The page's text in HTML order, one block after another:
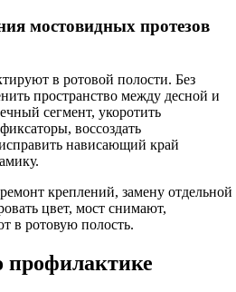
мостовидных протезов
в ротовой полости. Без
пространство между десной и
сегмент, укоротить
воссоздать
нависающий край
креплений, замену отдельной
цвет, мост снимают,
в ротовую полость.
профилактике